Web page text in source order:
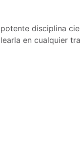
disciplina
en cualquier